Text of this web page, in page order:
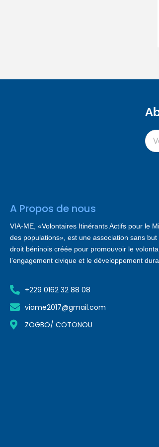
A Propos de nous
VIA-ME, «Volontaires Itinérants Actifs pour le
des populations», est une association sans but
droit béninois créée pour promouvoir le
l’engagement civique et le développement
+229 0162 32 88 08
viame2017@gmail.com
ZOGBO/ COTONOU